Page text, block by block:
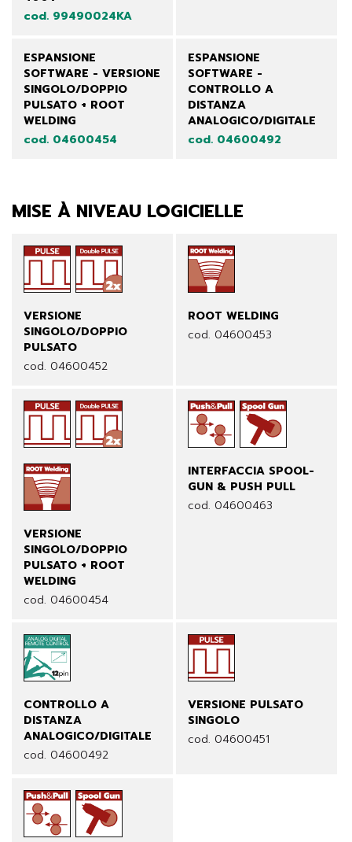
cod. 99490024KA
ESPANSIONE
SOFTWARE - VERSIONE
SINGOLO/DOPPIO
PULSATO + ROOT
WELDING
cod. 04600454
ESPANSIONE
SOFTWARE -
CONTROLLO A
DISTANZA
ANALOGICO/DIGITALE
cod. 04600492
MISE À NIVEAU LOGICIELLE
VERSIONE
SINGOLO/DOPPIO
PULSATO
cod. 04600452
ROOT WELDING
cod. 04600453
VERSIONE
SINGOLO/DOPPIO
PULSATO + ROOT
WELDING
cod. 04600454
INTERFACCIA SPOOL-
GUN & PUSH PULL
cod. 04600463
CONTROLLO A
DISTANZA
ANALOGICO/DIGITALE
cod. 04600492
VERSIONE PULSATO
SINGOLO
cod. 04600451